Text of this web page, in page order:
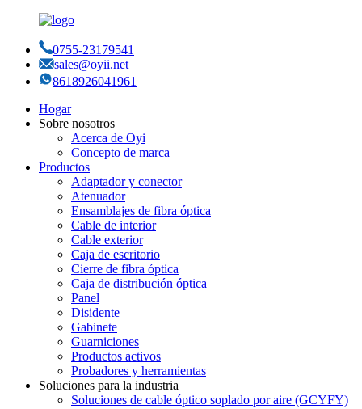
0755-23179541
sales@oyii.net
8618926041961
Hogar
Sobre nosotros
Acerca de Oyi
Concepto de marca
Productos
Adaptador y conector
Atenuador
Ensamblajes de fibra óptica
Cable de interior
Cable exterior
Caja de escritorio
Cierre de fibra óptica
Caja de distribución óptica
Panel
Disidente
Gabinete
Guarniciones
Productos activos
Probadores y herramientas
Soluciones para la industria
Soluciones de cable óptico soplado por aire (GCYFY)